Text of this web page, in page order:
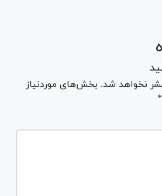
نخواهد شد. بخش‌های موردنیاز